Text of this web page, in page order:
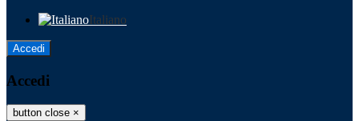
Italiano
Accedi
Accedi
button close ×